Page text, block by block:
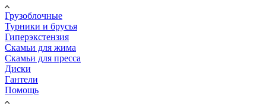
Грузоблочные
Турники и брусья
Гиперэкстензия
Скамьи для жима
Скамьи для пресса
Диски
Гантели
Помощь